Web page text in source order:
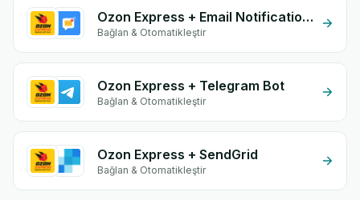
Ozon Express + Email Notifications by eGrow
Bağlan & Otomatikleştir
Ozon Express + Telegram Bot
Bağlan & Otomatikleştir
Ozon Express + SendGrid
Bağlan & Otomatikleştir